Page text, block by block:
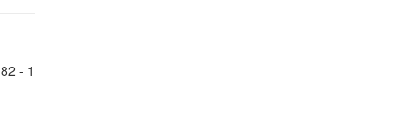
1 -
82